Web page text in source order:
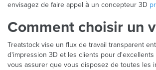
envisagez de faire appel à un concepteur 3D
Comment choisir un
Treatstock vise un flux de travail transparent
d'impression 3D et les clients pour d'excellents
vous assurer que vous disposez de toutes les